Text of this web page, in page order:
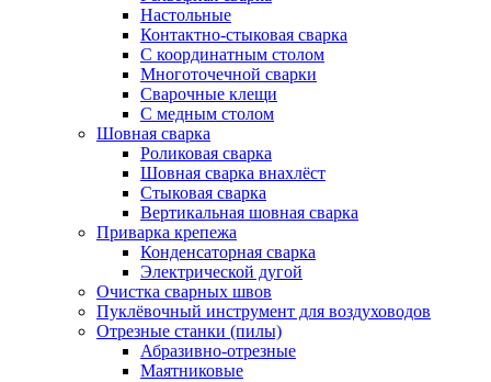
Настольные
Контактно-стыковая сварка
С координатным столом
Многоточечной сварки
Сварочные клещи
С медным столом
Шовная сварка
Роликовая сварка
Шовная сварка внахлёст
Стыковая сварка
Вертикальная шовная сварка
Приварка крепежа
Конденсаторная сварка
Электрической дугой
Очистка сварных швов
Пуклёвочный инструмент для воздуховодов
Отрезные станки (пилы)
Абразивно-отрезные
Маятниковые